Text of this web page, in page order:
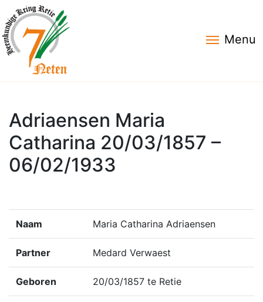
Menu
Adriaensen Maria
Catharina 20/03/1857 –
06/02/1933
Naam Maria Catharina Adriaensen
Partner Medard Verwaest
Geboren 20/03/1857 te Retie